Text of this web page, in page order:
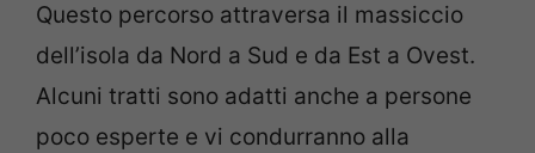
Questo percorso attraversa il massiccio
dell’isola da Nord a Sud e da Est a Ovest.
Alcuni tratti sono adatti anche a persone
poco esperte e vi condurranno alla